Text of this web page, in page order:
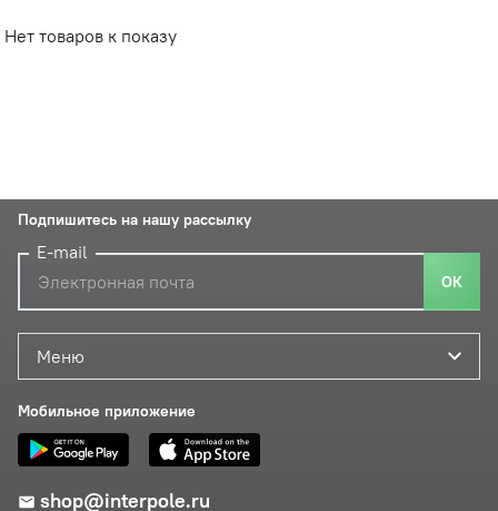
Нет товаров к показу
Меню
Мобильное приложение
shop@interpole.ru
Подпишитесь на нашу рассылку
E-mail
ОК